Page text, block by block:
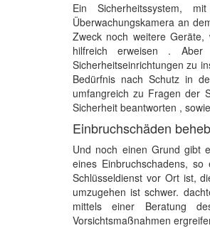
Ein Sicherheitssystem,
Überwachungskamera an
Zweck noch weitere
hilfreich erweisen .
Sicherheitseinrichtungen zu
Bedürfnis nach Schutz in
umfangreich zu Fragen der
Sicherheit beantworten ,
Einbruchschäden
Und noch einen Grund gibt
eines Einbruchschadens,
Schlüsseldienst vor Ort ist,
umzugehen ist schwer.
mittels einer Beratung
Vorsichtsmaßnahmen